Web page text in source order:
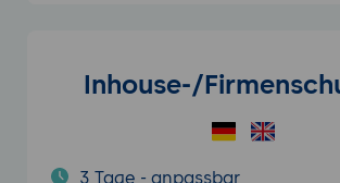
Inhouse-/
3 Tage - anpassbar